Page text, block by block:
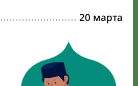
20 марта